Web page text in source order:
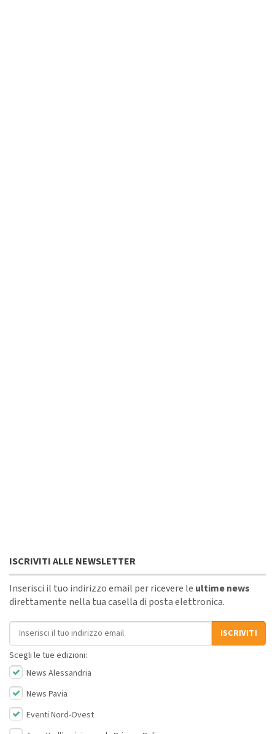
ISCRIVITI ALLE NEWSLETTER
Inserisci il tuo indirizzo email per ricevere le ultime news
direttamente nella tua casella di posta elettronica.
Indirizzo email
ISCRIVITI
Scegli le tue edizioni:
News Alessandria
News Pavia
Eventi Nord-Ovest